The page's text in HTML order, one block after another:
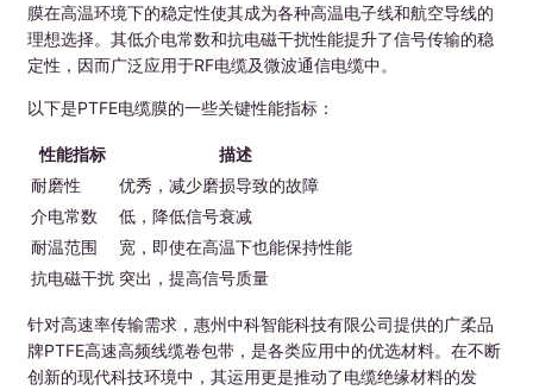
膜在高温环境下的稳定性使其成为各种高温电子线和航空导线的
理想选择。其低介电常数和抗电磁干扰性能提升了信号传输的稳
定性，因而广泛应用于RF电缆及微波通信电缆中。
以下是PTFE电缆膜的一些关键性能指标：
性能指标
描述
耐磨性
优秀，减少磨损导致的故障
介电常数
低，降低信号衰减
耐温范围
宽，即使在高温下也能保持性能
抗电磁干扰 突出，提高信号质量
针对高速率传输需求，惠州中科智能科技有限公司提供的广柔品
牌PTFE高速高频线缆卷包带，是各类应用中的优选材料。在不断
创新的现代科技环境中，其运用更是推动了电缆绝缘材料的发